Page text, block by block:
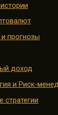
прогнозы
доход
и Риск-
стратегии